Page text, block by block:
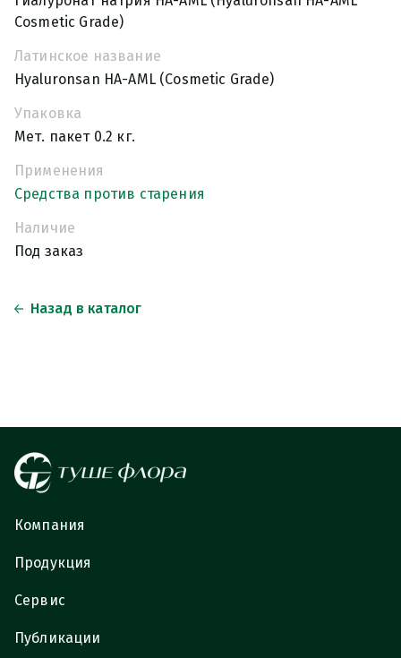
Cosmetic Grade)
Латинское название
Hyaluronsan HA-AML (Cosmetic Grade)
Упаковка
Мет. пакет 0.2 кг.
Применения
Средства против старения
Наличие
Под заказ
Назад в каталог
Компания
Продукция
Сервис
Публикации